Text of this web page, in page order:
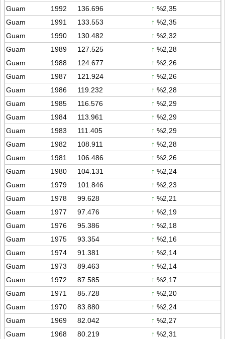
Guam
1992 136.696 ↑ %2,35
Guam
1991 133.553 ↑ %2,35
Guam
1990 130.482 ↑ %2,32
Guam
1989 127.525 ↑ %2,28
Guam
1988 124.677 ↑ %2,26
Guam
1987 121.924 ↑ %2,26
Guam
1986 119.232 ↑ %2,28
Guam
1985 116.576 ↑ %2,29
Guam
1984 113.961 ↑ %2,29
Guam
1983 111.405 ↑ %2,29
Guam
1982 108.911 ↑ %2,28
Guam
1981 106.486 ↑ %2,26
Guam
1980 104.131 ↑ %2,24
Guam
1979 101.846 ↑ %2,23
Guam
1978 99.628 ↑ %2,21
Guam
1977 97.476 ↑ %2,19
Guam
1976 95.386 ↑ %2,18
Guam
1975 93.354 ↑ %2,16
Guam
1974 91.381 ↑ %2,14
Guam
1973 89.463 ↑ %2,14
Guam
1972 87.585 ↑ %2,17
Guam
1971 85.728 ↑ %2,20
Guam
1970 83.880 ↑ %2,24
Guam
1969 82.042 ↑ %2,27
Guam
1968 80.219 ↑ %2,31